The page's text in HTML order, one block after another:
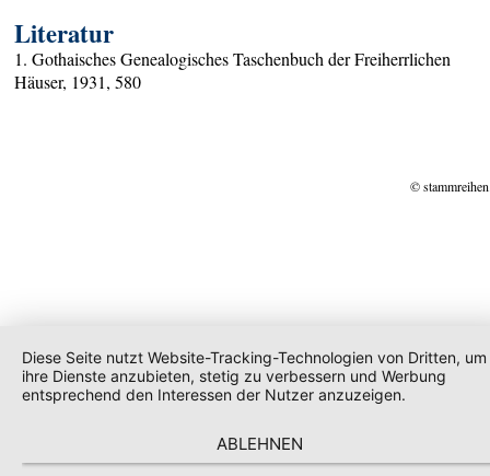
Literatur
1. Gothaisches Genealogisches Taschenbuch der Freiherrlichen
Häuser, 1931, 580
©
Diese Seite nutzt Website-Tracking-Technologien von Dritten, um
ihre Dienste anzubieten, stetig zu verbessern und Werbung
entsprechend den Interessen der Nutzer anzuzeigen.
ABLEHNEN